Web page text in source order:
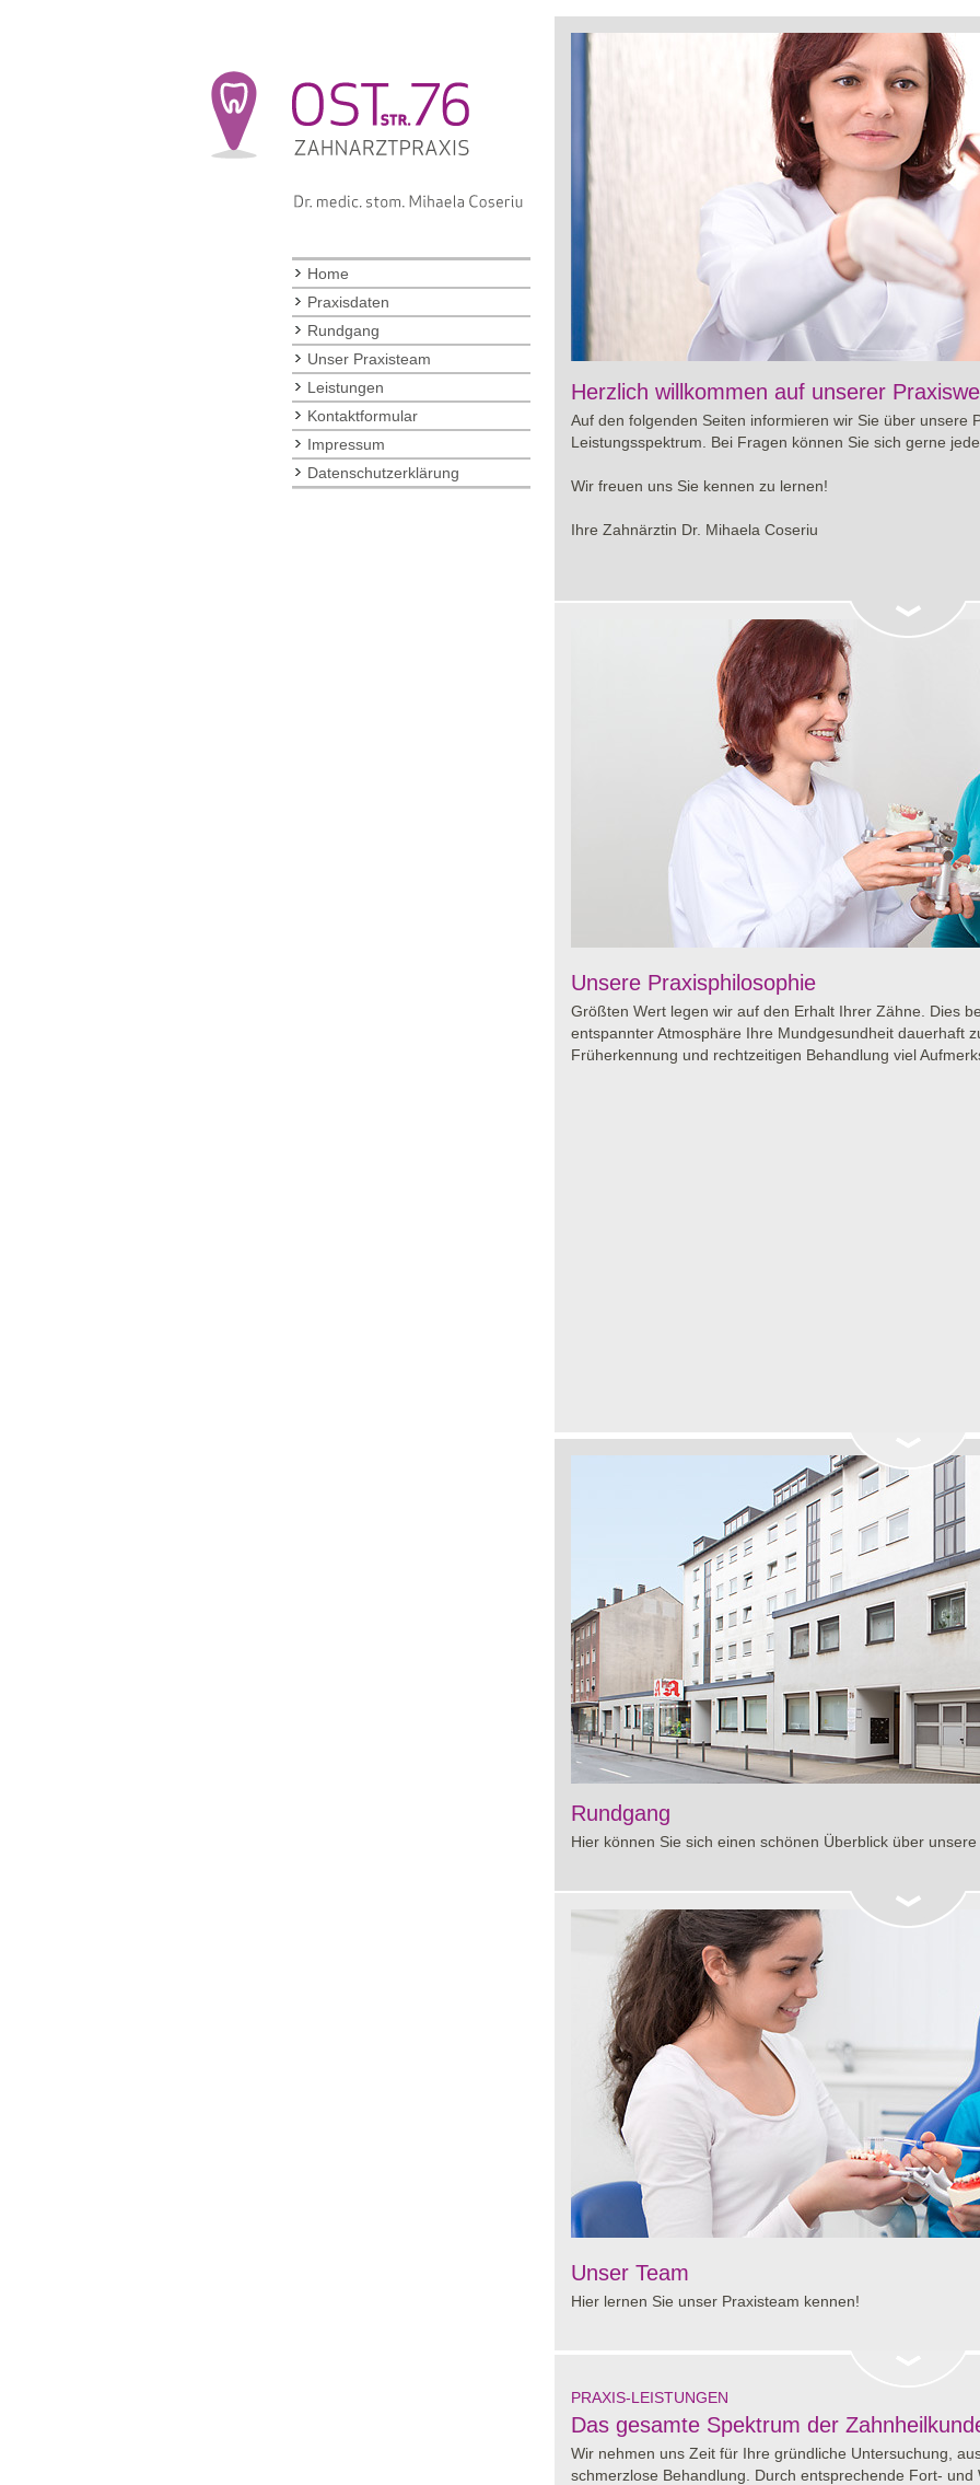
Viagra online sowie über Preisgestaltung und
Herzlich willkommen auf unserer
Auf den folgenden Seiten informieren wir Sie über unsere
Leistungsspektrum. Bei Fragen können Sie sich gerne
Wir freuen uns Sie kennen zu lernen!
Ihre Zahnärztin Dr. Mihaela Coseriu
Unsere Praxisphilosophie
Größten Wert legen wir auf den Erhalt Ihrer Zähne. Dies
entspannter Atmosphäre Ihre Mundgesundheit dauerhaft
Früherkennung und rechtzeitigen Behandlung viel
Rundgang
Hier können Sie sich einen schönen Überblick über
Unser Team
Hier lernen Sie unser Praxisteam kennen!
PRAXIS-LEISTUNGEN
Das gesamte Spektrum der
Wir nehmen uns Zeit für Ihre gründliche Untersuchung,
schmerzlose Behandlung. Durch entsprechende Fort-
Home
Praxisdaten
Rundgang
Unser Praxisteam
Leistungen
Kontaktformular
Impressum
Datenschutzerklärung